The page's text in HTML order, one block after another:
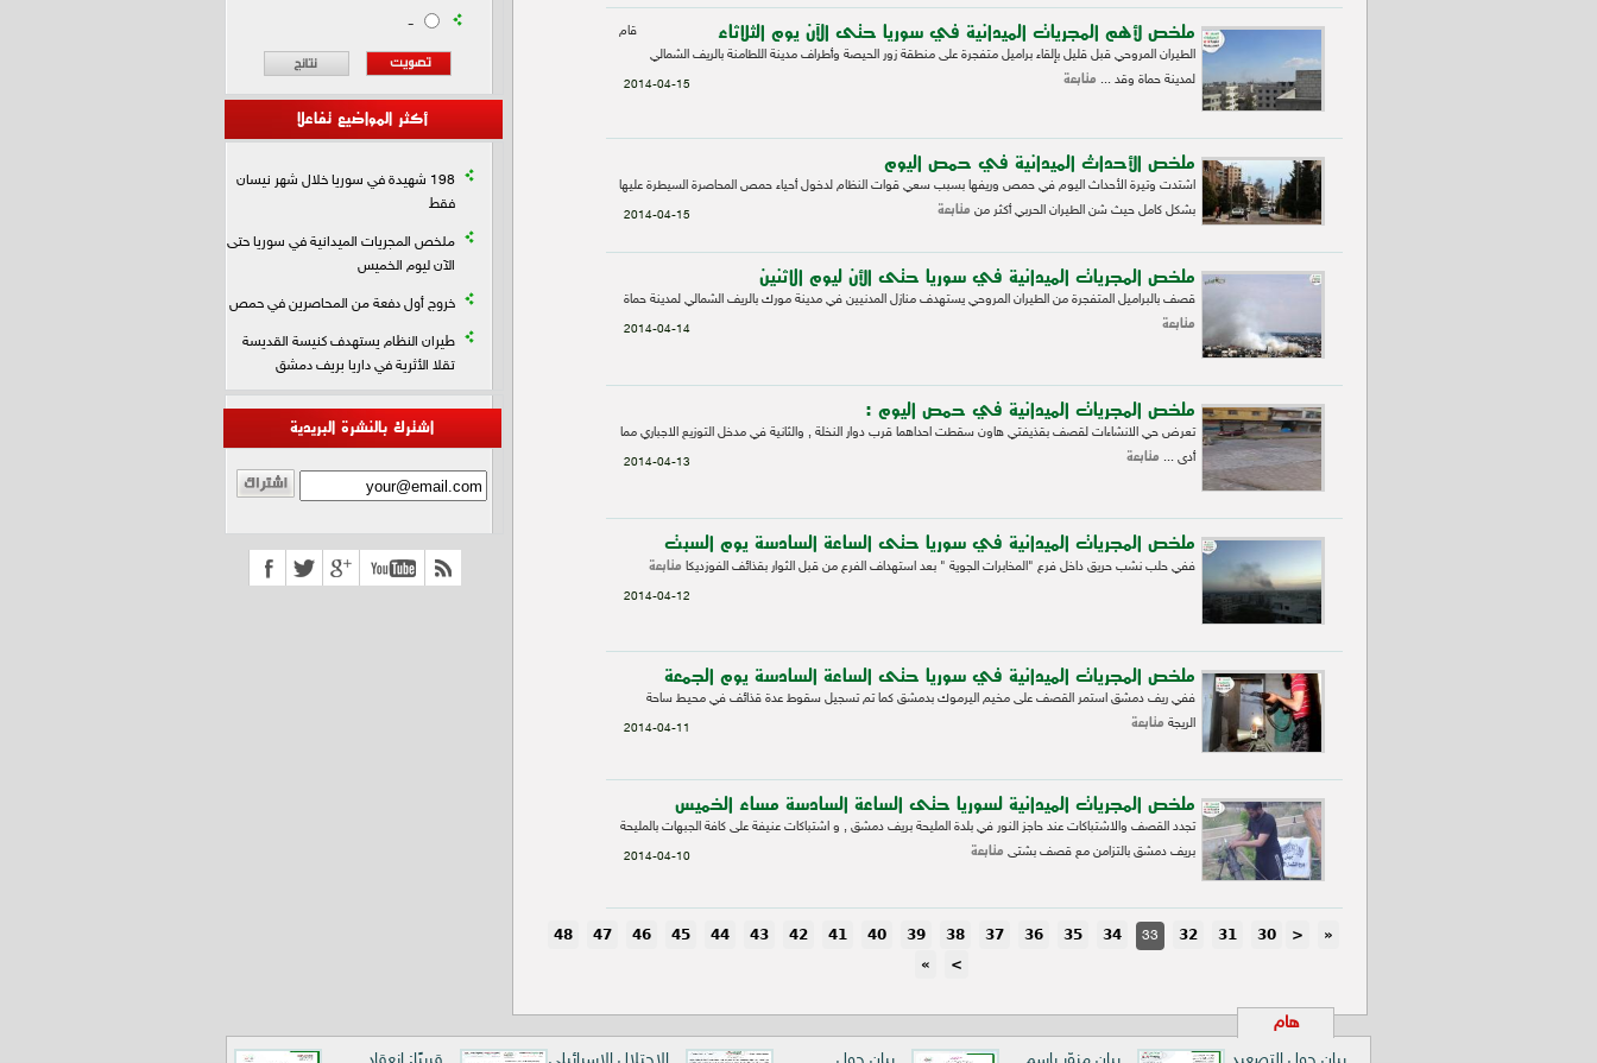
ملخص لأهم المجريات الميدانية في سوريا حتى الآن يوم الثلاثاء
قام
الطيران المروحي قبل قليل بإلقاء براميل متفجرة على منطقة زور الحيصة وأطراف مدينة اللطامنة بالريف الشمالي
لمدينة حماة وقد ... متابعة 2014-04-15
ملخص الأحداث الميدانية في حمص اليوم
اشتدت وتيرة الأحداث اليوم في حمص وريفها بسبب سعي قوات النظام لدخول أحياء حمص المحاصرة السيطرة عليها
بشكل كامل حيث شن الطيران الحربي أكثر من متابعة 2014-04-15
ملخص المجريات الميدانية في سوريا حتى الأن ليوم الاثنين
قصف بالبراميل المتفجرة من الطيران المروحي يستهدف منازل المدنيين في مدينة مورك بالريف الشمالي لمدينة حماة
متابعة 2014-04-14
ملخص المجريات الميدانية في حمص اليوم :
تعرض حي الانشاءات لقصف بقذيفتي هاون سقطت احداهما قرب دوار النخلة , والثانية في مدخل التوزيع الاجباري مما
أدى ... متابعة 2014-04-13
ملخص المجريات الميدانية في سوريا حتى الساعة السادسة يوم السبت
ففي حلب نشب حريق داخل فرع "المخابرات الجوية " بعد استهداف الفرع من قبل الثوار بقذائف الفوزديكا متابعة
2014-04-12
ملخص المجريات الميدانية في سوريا حتى الساعة السادسة يوم الجمعة
ففي ريف دمشق استمر القصف على مخيم اليرموك بدمشق كما تم تسجيل سقوط عدة قذائف في محيط ساحة
الريجة متابعة 2014-04-11
ملخص المجريات الميدانية لسوريا حتى الساعة السادسة مساء الخميس
تجدد القصف والاشتباكات عند حاجز النور في بلدة المليحة بريف دمشق , و اشتباكات عنيفة على كافة الجبهات بالمليحة
بريف دمشق بالتزامن مع قصف بشتى متابعة 2014-04-10
«
<
30
31
32
33
34
35
36
37
38
39
40
41
42
43
44
45
46
47
48
>
»
-
أكثر المواضيع تفاعلا
198 شهيدة في سوريا خلال شهر نيسان
فقط
ملخص المجريات الميدانية في سوريا حتى
الآن ليوم الخميس
خروج أول دفعة من المحاصرين في حمص
طيران النظام يستهدف كنيسة القديسة
تقلا الأثرية في داريا بريف دمشق
اشترك بالنشرة البريدية
هام